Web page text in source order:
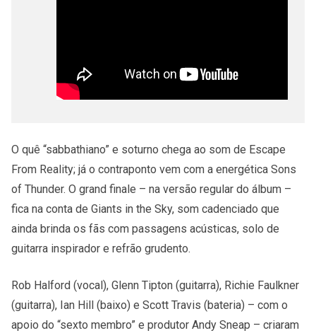
O quê “sabbathiano” e soturno chega ao som de Escape
From Reality; já o contraponto vem com a energética Sons
of Thunder. O grand finale – na versão regular do álbum –
fica na conta de Giants in the Sky, som cadenciado que
ainda brinda os fãs com passagens acústicas, solo de
guitarra inspirador e refrão grudento.
Rob Halford (vocal), Glenn Tipton (guitarra), Richie Faulkner
(guitarra), Ian Hill (baixo) e Scott Travis (bateria) – com o
apoio do “sexto membro” e produtor Andy Sneap – criaram